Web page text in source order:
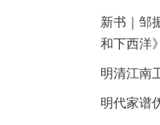
新书｜邹
和下西洋》
明清江南
明代家谱